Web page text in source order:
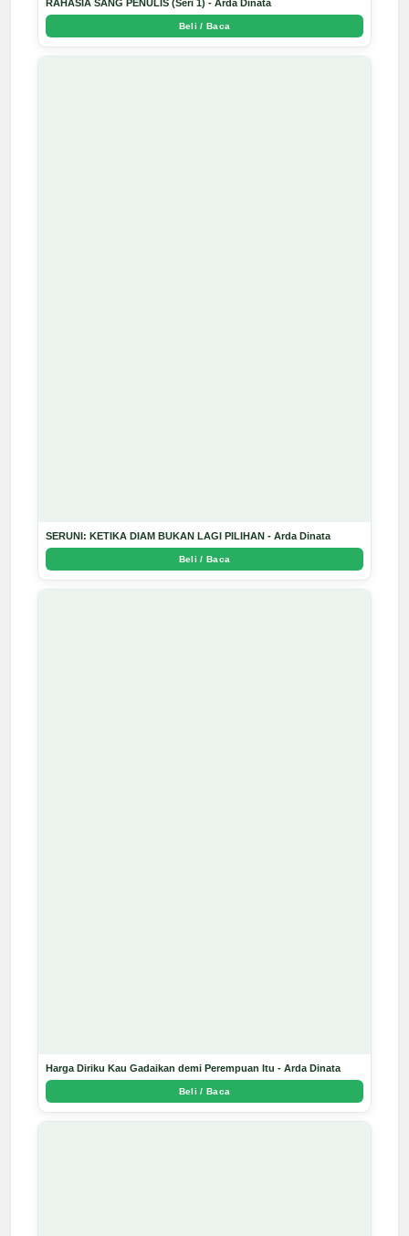
RAHASIA SANG PENULIS (Seri 1) - Arda Dinata
Beli / Baca
SERUNI: KETIKA DIAM BUKAN LAGI PILIHAN - Arda Dinata
Beli / Baca
Harga Diriku Kau Gadaikan demi Perempuan Itu - Arda Dinata
Beli / Baca